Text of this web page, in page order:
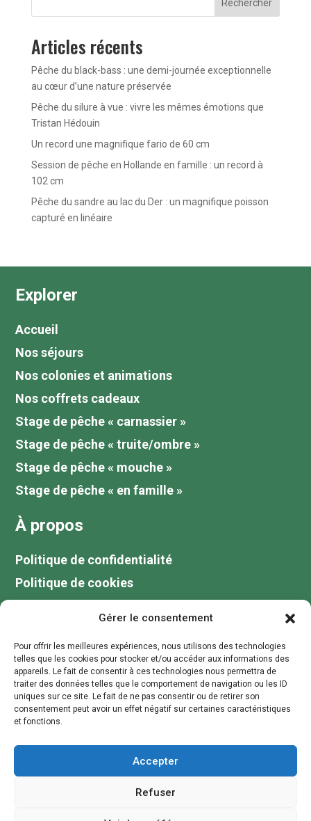
Gérer le consentement
Pour offrir les meilleures expériences, nous utilisons des technologies
telles que les cookies pour stocker et/ou accéder aux informations des
appareils. Le fait de consentir à ces technologies nous permettra de
traiter des données telles que le comportement de navigation ou les ID
uniques sur ce site. Le fait de ne pas consentir ou de retirer son
consentement peut avoir un effet négatif sur certaines caractéristiques
et fonctions.
Accepter
Refuser
Rechercher
Articles récents
Pêche du black-bass : une demi-journée exceptionnelle
au cœur d’une nature préservée
Pêche du silure à vue : vivre les mêmes émotions que
Tristan Hédouin
Un record une magnifique fario de 60 cm
Session de pêche en Hollande en famille : un record à
102 cm
Pêche du sandre au lac du Der : un magnifique poisson
capturé en linéaire
Explorer
Accueil
Nos séjours
Nos colonies et animations
Nos coffrets cadeaux
Stage de pêche « carnassier »
Stage de pêche « truite/ombre »
Stage de pêche « mouche »
Stage de pêche « en famille »
À propos
Politique de confidentialité
Politique de cookies
Blog
Votre guide de pêche au lac du Der
Contactez moi
contact@stagepechechampagne.fr